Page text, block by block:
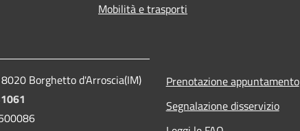
Mobilità e trasporti
Borghetto d'Arroscia(IM)
Prenotazione appuntamento
Segnalazione disservizio